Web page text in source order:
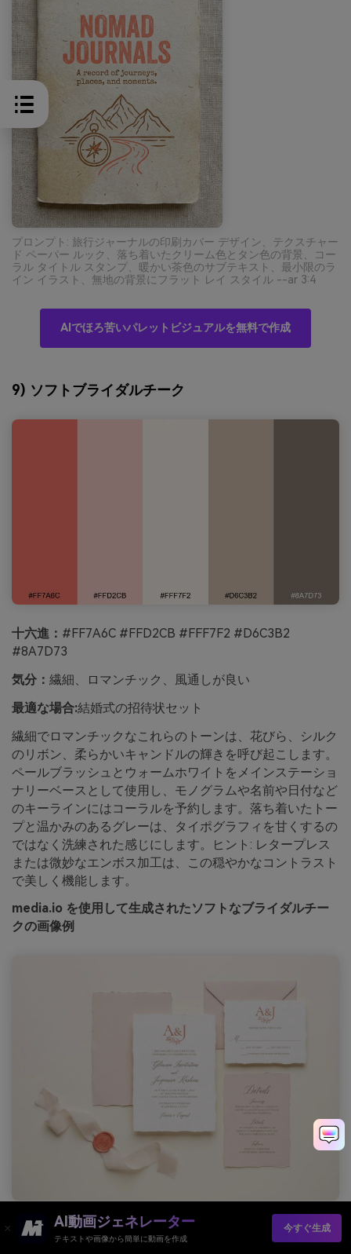
プロンプト: 旅行ジャーナルの印刷カバー デザイン、テクスチャー
ド ペーパー ルック、落ち着いたクリーム色とタン色の背景、コー
ラル タイトル スタンプ、暖かい茶色のサブテキスト、最小限のラ
イン イラスト、無地の背景にフラット レイ スタイル --ar 3:4
AIでほろ苦いパレットビジュアルを無料で作成
9) ソフトブライダルチーク
十六進： #FF7A6C #FFD2CB #FFF7F2 #D6C3B2
#8A7D73
気分： 繊細、ロマンチック、風通しが良い
最適な場合:結婚式の招待状セット
繊細でロマンチックなこれらのトーンは、花びら、シルク
のリボン、柔らかいキャンドルの輝きを呼び起こします。
ペールブラッシュとウォームホワイトをメインステーショ
ナリーベースとして使用し、モノグラムや名前や日付など
のキーラインにはコーラルを予約します。落ち着いたトー
プと温かみのあるグレーは、タイポグラフィを甘くするの
ではなく洗練された感じにします。ヒント: レタープレス
または微妙なエンボス加工は、この穏やかなコントラスト
で美しく機能します。
media.io を使用して生成されたソフトなブライダルチー
クの画像例
プロンプト：無地の明るい背景にウェディング招待状のグラフィ
ックセット、ウォームホワイトとブラッシュのペーパー調、コー
ラルのモノグラムアクセント、トープのディテール、エレガント
AI動画ジェネレーター
テキストや画像から簡単に動画を作成
今すぐ生成